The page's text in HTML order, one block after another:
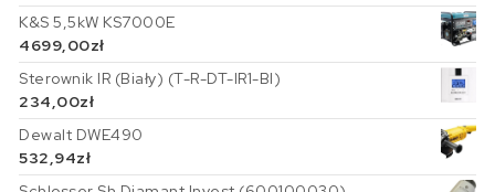
K&S 5,5kW KS7000E
4699,00zł
Sterownik IR (Biały) (T-R-DT-IR1-BI)
234,00zł
Dewalt DWE490
532,94zł